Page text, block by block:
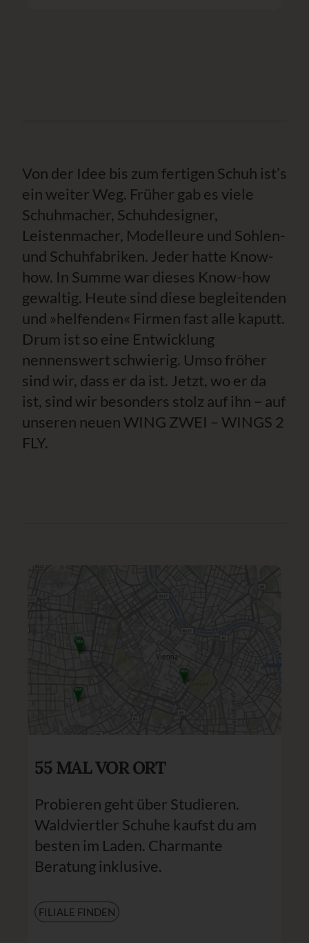
Von der Idee bis zum fertigen Schuh ist’s
ein weiter Weg. Früher gab es viele
Schuhmacher, Schuhdesigner,
Leistenmacher, Modelleure und Sohlen-
und Schuhfabriken. Jeder hatte Know-
how. In Summe war dieses Know-how
gewaltig. Heute sind diese begleitenden
und »helfenden« Firmen fast alle kaputt.
Drum ist so eine Entwicklung
nennenswert schwierig. Umso fröher
sind wir, dass er da ist. Jetzt, wo er da
ist, sind wir besonders stolz auf ihn – auf
unseren neuen WING ZWEI – WINGS 2
FLY.
55 MAL VOR ORT
Probieren geht über Studieren.
Waldviertler Schuhe kaufst du am
besten im Laden. Charmante
Beratung inklusive.
FILIALE FINDEN